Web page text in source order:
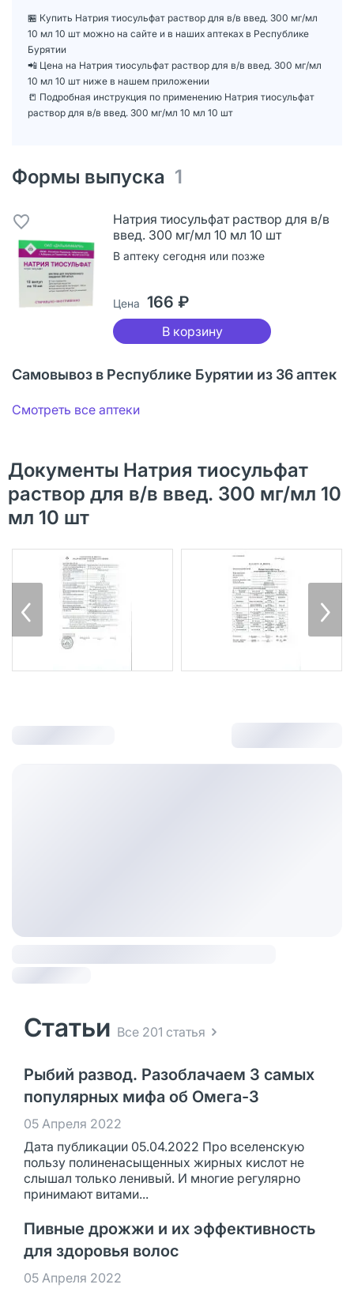
🏪 Купить Натрия тиосульфат раствор для в/в введ. 300 мг/мл
10 мл 10 шт можно на сайте и в наших аптеках в Республике
Бурятии
📲 Цена на Натрия тиосульфат раствор для в/в введ. 300 мг/мл
10 мл 10 шт ниже в нашем приложении
📒 Подробная инструкция по применению Натрия тиосульфат
раствор для в/в введ. 300 мг/мл 10 мл 10 шт
Формы выпуска 1
Натрия тиосульфат раствор для в/в
введ. 300 мг/мл 10 мл 10 шт
В аптеку сегодня или позже
Цена 166 ₽
В корзину
Самовывоз в Республике Бурятии из 36 аптек
Смотреть все аптеки
Документы Натрия тиосульфат
раствор для в/в введ. 300 мг/мл 10
мл 10 шт
Статьи Все 201 статья
Рыбий развод. Разоблачаем 3 самых
популярных мифа об Омега-3
05 Апреля 2022
Дата публикации 05.04.2022 Про вселенскую
пользу полиненасыщенных жирных кислот не
слышал только ленивый. И многие регулярно
принимают витами...
Пивные дрожжи и их эффективность
для здоровья волос
05 Апреля 2022